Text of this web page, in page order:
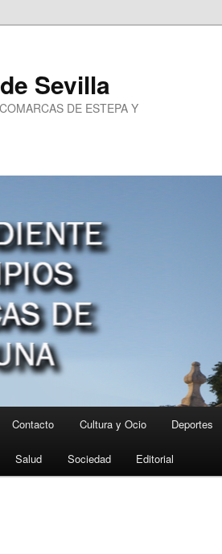
Sevilla
DE ESTEPA Y
Contacto Cultura y Ocio Deportes
Salud Sociedad Editorial